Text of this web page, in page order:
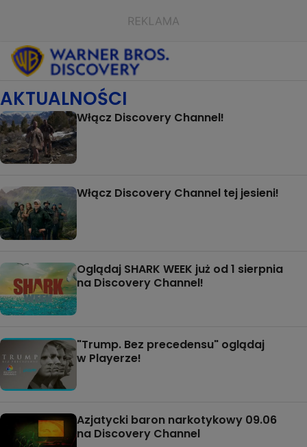
AKTUALNOŚCI
Włącz Discovery Channel!
Włącz Discovery Channel tej jesieni!
Oglądaj SHARK WEEK już od 1 sierpnia
na Discovery Channel!
"Trump. Bez precedensu" oglądaj
w Playerze!
Azjatycki baron narkotykowy 09.06
na Discovery Channel